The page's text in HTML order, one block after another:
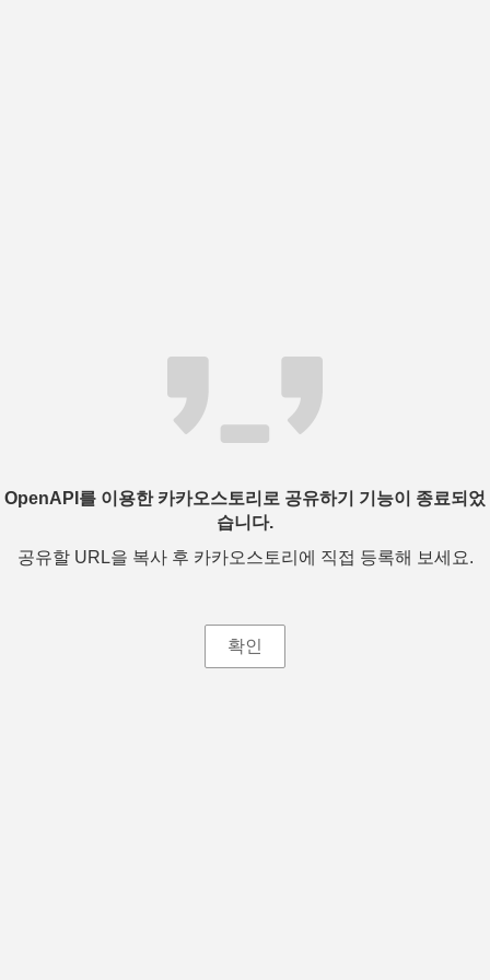
OpenAPI를 이용한 카카오스토리로 공유하기 기능이 종료되었
습니다.
공유할 URL을 복사 후 카카오스토리에 직접 등록해 보세요.
확인